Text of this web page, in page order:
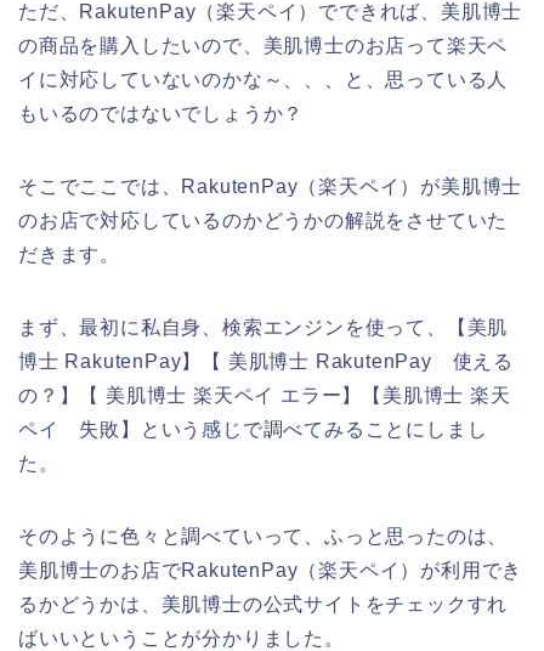
ただ、RakutenPay（楽天ペイ）でできれば、美肌博士
の商品を購入したいので、美肌博士のお店って楽天ペ
イに対応していないのかな～、、、と、思っている人
もいるのではないでしょうか？
そこでここでは、RakutenPay（楽天ペイ）が美肌博士
のお店で対応しているのかどうかの解説をさせていた
だきます。
まず、最初に私自身、検索エンジンを使って、【美肌
博士 RakutenPay】【 美肌博士 RakutenPay 使える
の？】【 美肌博士 楽天ペイ エラー】【美肌博士 楽天
ペイ 失敗】という感じで調べてみることにしまし
た。
そのように色々と調べていって、ふっと思ったのは、
美肌博士のお店でRakutenPay（楽天ペイ）が利用でき
るかどうかは、美肌博士の公式サイトをチェックすれ
ばいいということが分かりました。